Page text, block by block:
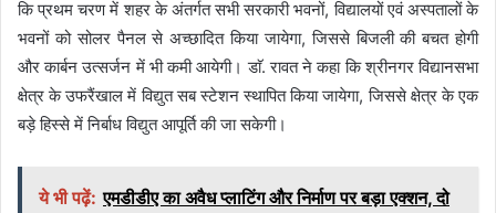
कि प्रथम चरण में शहर के अंतर्गत सभी सरकारी भवनों, विद्यालयों एवं अस्पतालों के
भवनों को सोलर पैनल से अच्छादित किया जायेगा, जिससे बिजली की बचत होगी
और कार्बन उत्सर्जन में भी कमी आयेगी। डाॅ. रावत ने कहा कि श्रीनगर विद्यानसभा
क्षेत्र के उफरैंखाल में विद्युत सब स्टेशन स्थापित किया जायेगा, जिससे क्षेत्र के एक
बड़े हिस्से में निर्बाध विद्युत आपूर्ति की जा सकेगी।
ये भी पढ़ें: एमडीडीए का अवैध प्लाटिंग और निर्माण पर बड़ा एक्शन, दो